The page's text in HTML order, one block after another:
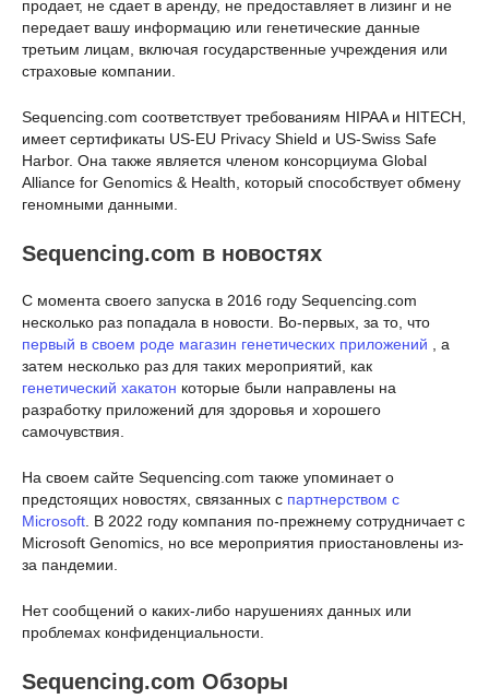
продает, не сдает в аренду, не предоставляет в лизинг и не
передает вашу информацию или генетические данные
третьим лицам, включая государственные учреждения или
страховые компании.
Sequencing.com соответствует требованиям HIPAA и HITECH,
имеет сертификаты US-EU Privacy Shield и US-Swiss Safe
Harbor. Она также является членом консорциума Global
Alliance for Genomics & Health, который способствует обмену
геномными данными.
Sequencing.com в новостях
С момента своего запуска в 2016 году Sequencing.com
несколько раз попадала в новости. Во-первых, за то, что
первый в своем роде магазин генетических приложений , а
затем несколько раз для таких мероприятий, как
генетический хакатон которые были направлены на
разработку приложений для здоровья и хорошего
самочувствия.
На своем сайте Sequencing.com также упоминает о
предстоящих новостях, связанных с партнерством с
Microsoft . В 2022 году компания по-прежнему сотрудничает с
Microsoft Genomics, но все мероприятия приостановлены из-
за пандемии.
Нет сообщений о каких-либо нарушениях данных или
проблемах конфиденциальности.
Sequencing.com Обзоры